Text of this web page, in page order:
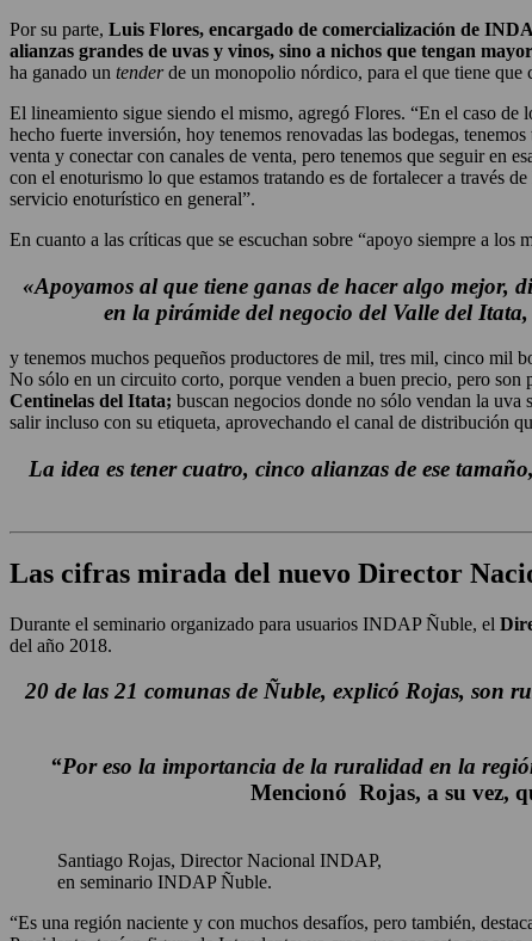
Por su parte, Luis Flores, encargado de comercialización de
alianzas grandes de uvas y vinos, sino a nichos que tengan
ha ganado un tenderde un monopolio nórdico, para el que tiene
El lineamiento sigue siendo el mismo, agregó Flores. “En el caso
hecho fuerte inversión, hoy tenemos renovadas las bodegas,
venta y conectar con canales de venta, pero tenemos que seguir en
con el enoturismo lo que estamos tratando es de fortalecer a través
servicio enoturístico en general”.
En cuanto a las críticas que se escuchan sobre “apoyo siempre a los
«Apoyamos al que tiene ganas de hacer algo mejor,
en la pirámide del negocio del Valle del
y tenemos muchos pequeños productores de mil, tres mil, cinco mil
No sólo en un circuito corto, porque venden a buen precio, pero son
Centinelas del Itata; buscan negocios donde no sólo vendan la
salir incluso con su etiqueta, aprovechando el canal de distribución
La idea es tener cuatro, cinco alianzas de ese
Las cifras mirada del nuevo Director
Durante el seminario organizado para usuarios INDAP Ñuble, el
del año 2018.
20 de las 21 comunas de Ñuble, explicó Rojas, son
“Por eso la importancia de la ruralidad en la
Mencionó Rojas, a su vez,
Santiago Rojas, Director Nacional INDAP,
en seminario INDAP Ñuble.
“Es una región naciente y con muchos desafíos, pero también,